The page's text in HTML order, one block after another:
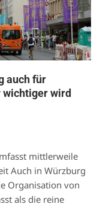
auch für
wird
mittlerweile
Auch in Würzburg
Organisation von
als die reine